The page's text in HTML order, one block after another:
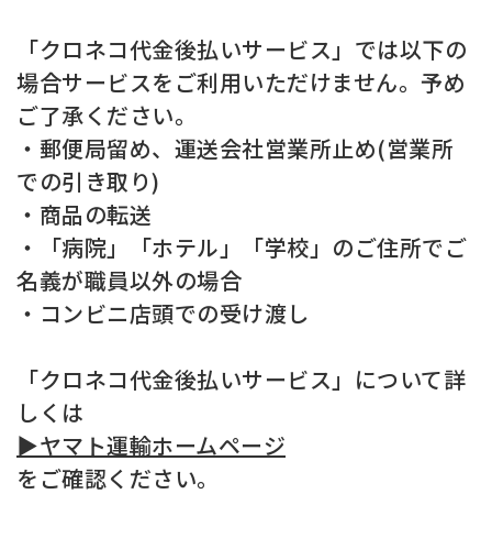
「クロネコ代金後払いサービス」では以下の
場合サービスをご利用いただけません。予め
ご了承ください。
・郵便局留め、運送会社営業所止め(営業所
での引き取り)
・商品の転送
・「病院」「ホテル」「学校」のご住所でご
名義が職員以外の場合
・コンビニ店頭での受け渡し
「クロネコ代金後払いサービス」について詳
しくは
▶ヤマト運輸ホームページ
をご確認ください。